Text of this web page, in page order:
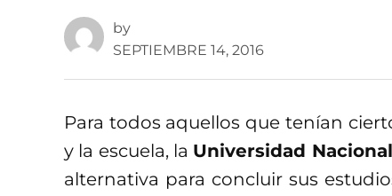
by
SEPTIEMBRE 14, 2016
Para todos aquellos que tenían
y la escuela, la Universidad
alternativa para concluir sus